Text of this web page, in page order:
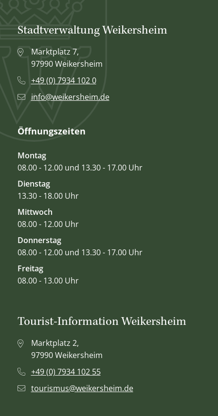
Stadtverwaltung Weikersheim
Marktplatz 7,
97990 Weikersheim
+49 (0) 7934 102 0
info@weikersheim.de
Öffnungszeiten
Montag
08.00 - 12.00 und 13.30 - 17.00 Uhr
Dienstag
13.30 - 18.00 Uhr
Mittwoch
08.00 - 12.00 Uhr
Donnerstag
08.00 - 12.00 und 13.30 - 17.00 Uhr
Freitag
08.00 - 13.00 Uhr
Tourist-Information Weikersheim
Marktplatz 2,
97990 Weikersheim
+49 (0) 7934 102 55
tourismus@weikersheim.de